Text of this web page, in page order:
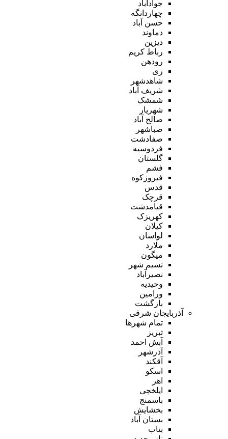
جوادآباد
چهاردانگه
حسن آباد
دماوند
دیزین
رباط کریم
رودهن
ری
شاهدشهر
شریف آباد
شمشک
شهریار
صالح آباد
صباشهر
صفادشت
فردوسیه
گلستان
فشم
فیروزکوه
قدس
قرچک
قیامدشت
کهریزک
کیلان
لواسان
ملارد
میگون
نسیم شهر
نصیرآباد
وحیدیه
ورامین
بازگشت
آذربایجان شرقی
تمام شهر‌ها
تبریز
آبش احمد
آذرشهر
آقکند
اسکو
اهر
ایلخچی
باسمنج
بخشایش
بستان آباد
بناب